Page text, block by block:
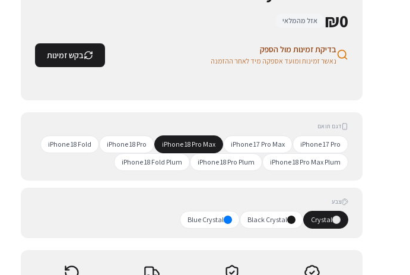
₪0 אזל מהמלאי
בדיקת זמינות מול הספק
נאשר זמינות ומועד אספקה מיד לאחר ההזמנה
בקש זמינות
דגם תואם
iPhone 17 Pro
iPhone 17 Pro Max
iPhone 18 Pro Max
iPhone 18 Pro
iPhone 18 Fold
iPhone 18 Pro Max Plum
iPhone 18 Pro Plum
iPhone 18 Fold Plum
צבע
Crystal
Black Crystal
Blue Crystal